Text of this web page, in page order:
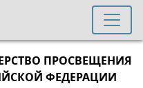
ПРОСВЕЩЕНИЯ
ФЕДЕРАЦИИ